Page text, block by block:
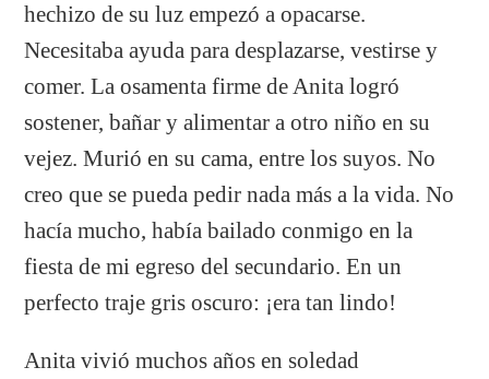
hechizo de su luz empezó a opacarse.
Necesitaba ayuda para desplazarse, vestirse y
comer. La osamenta firme de Anita logró
sostener, bañar y alimentar a otro niño en su
vejez. Murió en su cama, entre los suyos. No
creo que se pueda pedir nada más a la vida. No
hacía mucho, había bailado conmigo en la
fiesta de mi egreso del secundario. En un
perfecto traje gris oscuro: ¡era tan lindo!
Anita vivió muchos años en soledad